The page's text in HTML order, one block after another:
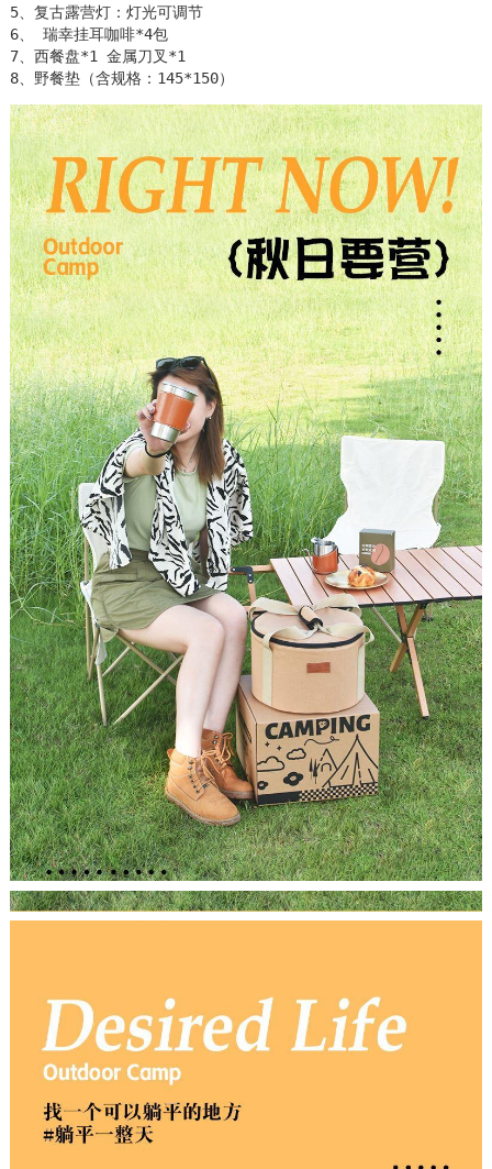
5、复古露营灯：灯光可调节
6、 瑞幸挂耳咖啡*4包
7、西餐盘*1 金属刀叉*1
8、野餐垫（含规格：145*150）